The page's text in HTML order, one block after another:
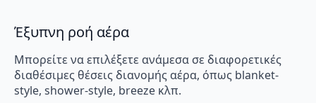
Έξυπνη ροή αέρα
Μπορείτε να επιλέξετε ανάμεσα σε διαφορετικές
διαθέσιμες θέσεις διανομής αέρα, όπως blanket-
style, shower-style, breeze κλπ.